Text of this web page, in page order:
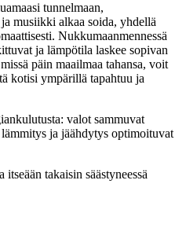
tunnelmaan,
musiikki alkaa soida, yhdellä
Nukkumaanmennessä
ja lämpötila laskee sopivan
päin maailmaa tahansa, voit
kotisi ympärillä tapahtuu ja
valot sammuvat
ja jäähdytys optimoituvat
takaisin säästyneessä